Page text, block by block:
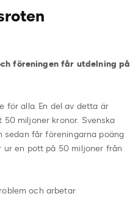
föreningen får utdelning på
för alla. En del av detta är
miljoner kronor. Svenska
sedan får föreningarna poäng
ur en pott på 50 miljoner från
och arbetar